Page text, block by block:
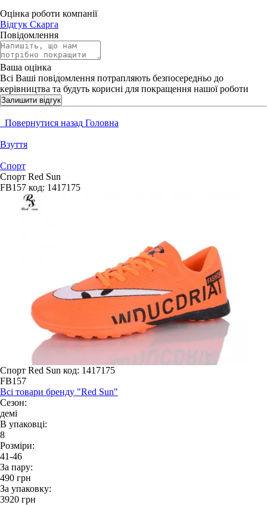
Оцінка роботи компанії
Відгук Скарга
Повідомлення
Ваша оцінка
Всі Ваші повідомлення потрапляють безпосередньо до
керівництва та будуть корисні для покращення нашої роботи
Залишити відгук
Повернутися назад Головна
Взуття
Спорт
Спорт Red Sun
FB157 код: 1417175
Спорт Red Sun код: 1417175
FB157
Всі товари бренду "Red Sun"
Сезон:
демі
В упаковці:
8
Розміри:
41-46
За пару:
490 грн
За упаковку:
3920 грн